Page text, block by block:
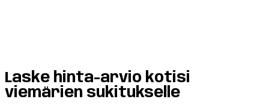
Laske hinta-arvio kotisi
viemärien sukitukselle